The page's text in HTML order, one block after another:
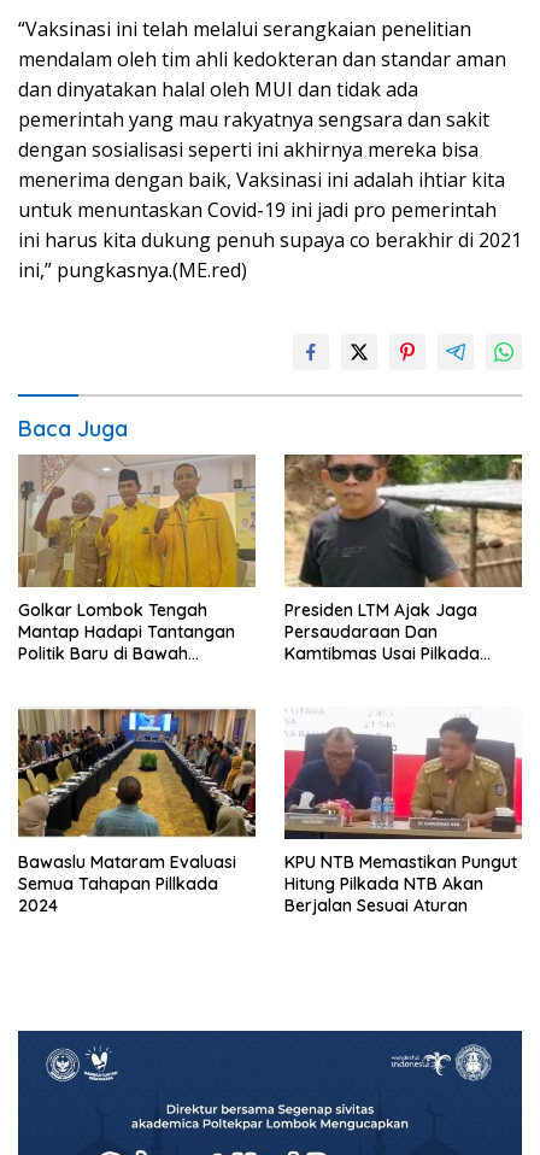
“Vaksinasi ini telah melalui serangkaian penelitian
mendalam oleh tim ahli kedokteran dan standar aman
dan dinyatakan halal oleh MUI dan tidak ada
pemerintah yang mau rakyatnya sengsara dan sakit
dengan sosialisasi seperti ini akhirnya mereka bisa
menerima dengan baik, Vaksinasi ini adalah ihtiar kita
untuk menuntaskan Covid-19 ini jadi pro pemerintah
ini harus kita dukung penuh supaya co berakhir di 2021
ini,” pungkasnya.(ME.red)
Baca Juga
Golkar Lombok Tengah
Mantap Hadapi Tantangan
Politik Baru di Bawah
Presiden LTM Ajak Jaga
Persaudaraan Dan
Kamtibmas Usai Pilkada
Bawaslu Mataram Evaluasi
Semua Tahapan Pillkada
2024
KPU NTB Memastikan Pungut
Hitung Pilkada NTB Akan
Berjalan Sesuai Aturan